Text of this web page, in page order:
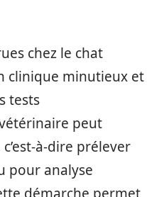
chez le chat
clinique minutieux et
tests
peut
à-dire prélever
pour analyse
démarche permet